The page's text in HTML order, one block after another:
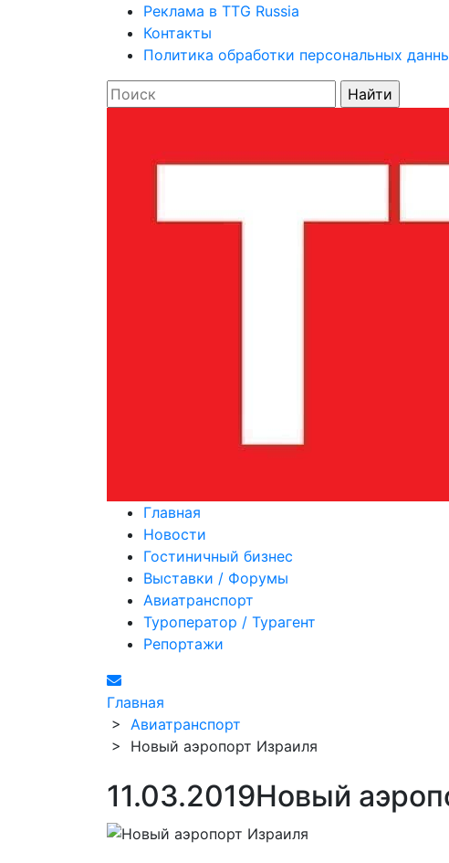
Реклама в TTG Russia
Контакты
Политика обработки персональных
Главная
Новости
Гостиничный бизнес
Выставки / Форумы
Авиатранспорт
Туроператор / Турагент
Репортажи
Главная
> Авиатранспорт
> Новый аэропорт Израиля
11.03.2019Новый